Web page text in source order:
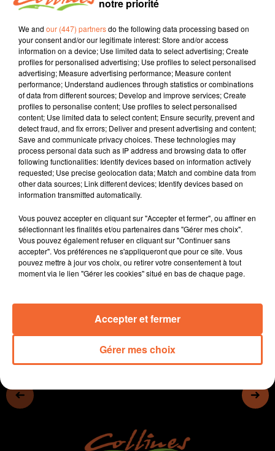
29 mars 2024 - 15 min 37 sec
JOURNAL DU VENDREDI 29 MARS (SOIR)
Fabien Gazeau
L'info près de chez vous
Présenté par Fabien Gazeau
- La population ukrainienne a besoin de soutien, une
collecte est organisée cette fin de semaine à Cerizay
(photo)
- Le Centre des jeunes dirigeants en Nord Deux-Sèvres
- Le Puy du Fou lance sa saison 2024 demain
- Dans l'actualité sportive, le WE pascal est chargé pour
certaines équipes de foot... qui vont jouer deux
matches...
notre priorité
We and our (447) partnersdo the following data processing based on
your consent and/or our legitimate interest: Store and/or access
information on a device; Use limited data to select advertising; Create
profiles for personalised advertising; Use profiles to select personalised
advertising; Measure advertising performance; Measure content
performance; Understand audiences through statistics or combinations
of data from different sources; Develop and improve services; Create
profiles to personalise content; Use profiles to select personalised
content; Use limited data to select content; Ensure security, prevent and
detect fraud, and fix errors; Deliver and present advertising and content;
Save and communicate privacy choices. These technologies may
process personal data such as IP address and browsing data to offer
following functionalities: Identify devices based on information actively
requested; Use precise geolocation data; Match and combine data from
other data sources; Link different devices; Identify devices based on
information transmitted automatically.
Vous pouvez accepter en cliquant sur "Accepter et fermer", ou affiner en
sélectionnant les finalités et/ou partenaires dans "Gérer mes choix".
Vous pouvez également refuser en cliquant sur "Continuer sans
accepter". Vos préférences ne s'appliqueront que pour ce site. Vous
pouvez mettre à jour vos choix, ou retirer votre consentement à tout
moment via le lien "Gérer les cookies" situé en bas de chaque page.
Gérer mes choix
Accepter et fermer